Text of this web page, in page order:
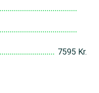
7595 Kr.